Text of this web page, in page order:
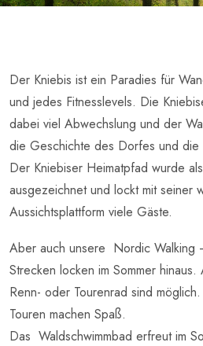
Der Kniebis ist ein Paradies für
und jedes Fitnesslevels. Die
dabei viel Abwechslung und der
die Geschichte des Dorfes und die
Der Kniebiser Heimatpfad wurde
ausgezeichnet und lockt mit seiner
Aussichtsplattform viele Gäste.
Aber auch unsere Nordic Walking
Strecken locken im Sommer
Renn- oder Tourenrad sind
Touren machen Spaß.
Das Waldschwimmbad erfreut im